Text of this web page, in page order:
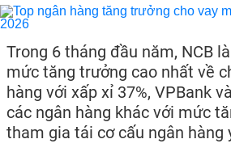
Trong 6 tháng đầu năm, NCB
mức tăng trưởng cao nhất về
hàng với xấp xỉ 37%, VPBank
các ngân hàng khác với mức
tham gia tái cơ cấu ngân hàng